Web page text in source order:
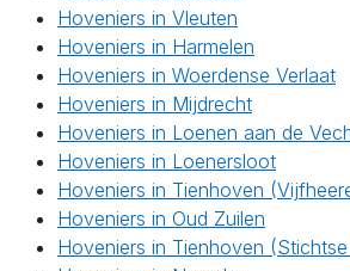
Hoveniers in Vleuten
Hoveniers in Harmelen
Hoveniers in Woerdense Verlaat
Hoveniers in Mijdrecht
Hoveniers in Loenen aan de
Hoveniers in Loenersloot
Hoveniers in Tienhoven
Hoveniers in Oud Zuilen
Hoveniers in Tienhoven